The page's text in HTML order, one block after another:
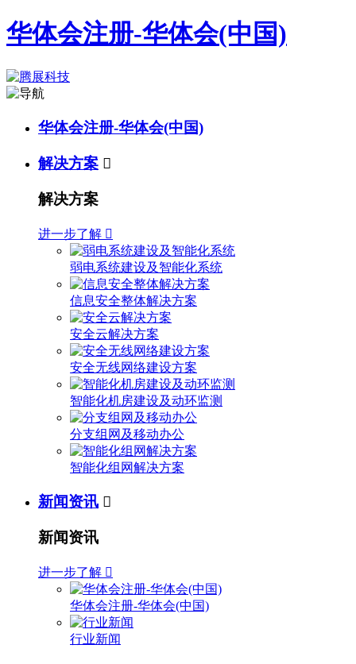
华体会注册-华体会(中国)
华体会注册-华体会(中国)
解决方案 
解决方案
进一步了解 
弱电系统建设及智能化系统
信息安全整体解决方案
安全云解决方案
安全无线网络建设方案
智能化机房建设及动环监测
分支组网及移动办公
智能化组网解决方案
新闻资讯 
新闻资讯
进一步了解 
华体会注册-华体会(中国)
行业新闻